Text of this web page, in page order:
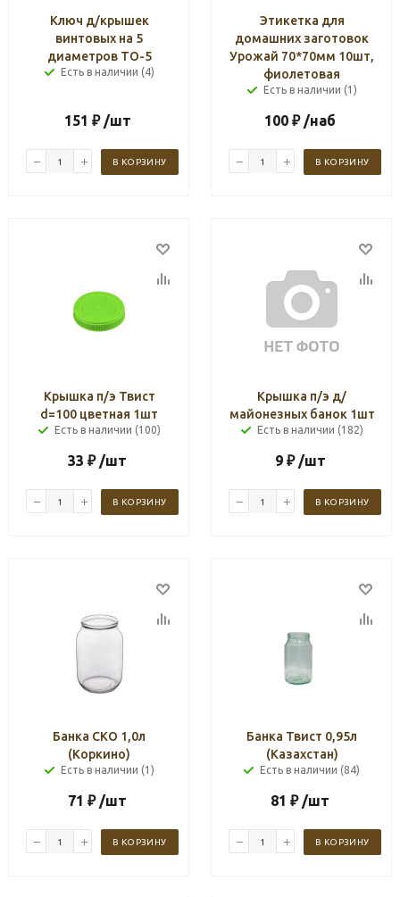
Ключ д/крышек
винтовых на 5
диаметров ТО-5
Есть в наличии (4)
151 ₽ /шт
В КОРЗИНУ
Этикетка для
домашних заготовок
Урожай 70*70мм 10шт,
фиолетовая
Есть в наличии (1)
100 ₽ /наб
В КОРЗИНУ
Крышка п/э Твист
d=100 цветная 1шт
Есть в наличии (100)
33 ₽ /шт
В КОРЗИНУ
Крышка п/э д/
майонезных банок 1шт
Есть в наличии (182)
9₽ /шт
В КОРЗИНУ
Банка СКО 1,0л
(Коркино)
Есть в наличии (1)
71 ₽ /шт
В КОРЗИНУ
Банка Твист 0,95л
(Казахстан)
Есть в наличии (84)
81 ₽ /шт
В КОРЗИНУ